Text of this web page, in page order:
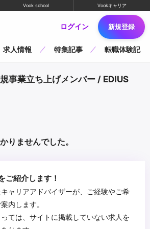
Vook school Vookキャリア
ログイン 新規登録
求人情報 特集記事 転職体験記
事業立ち上げメンバー / EDIUS
りませんでした。
ご紹介します！
ャリアアドバイザーが、ご経験やご希
内します。
ては、サイトに掲載していない求人を